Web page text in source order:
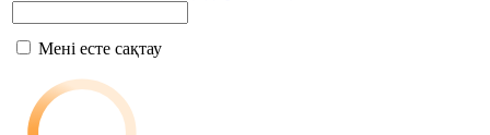
Мені есте сақтау